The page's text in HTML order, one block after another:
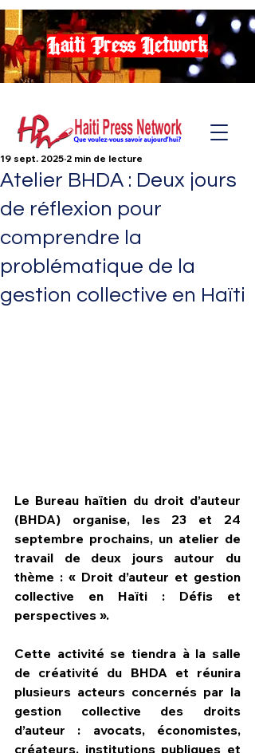
Haiti Press Network
HPN Live
Atelier BHDA : Deux jours
de réflexion pour
comprendre la
problématique de la
gestion collective en Haïti
19 sept. 2025 2 min de lecture
Le Bureau haïtien du droit d’auteur
(BHDA) organise, les 23 et 24
septembre prochains, un atelier de
travail de deux jours autour du
thème : « Droit d’auteur et gestion
collective en Haïti : Défis et
perspectives ».
Cette activité se tiendra à la salle
de créativité du BHDA et réunira
plusieurs acteurs concernés par la
gestion collective des droits
d’auteur : avocats, économistes,
créateurs, institutions publiques et